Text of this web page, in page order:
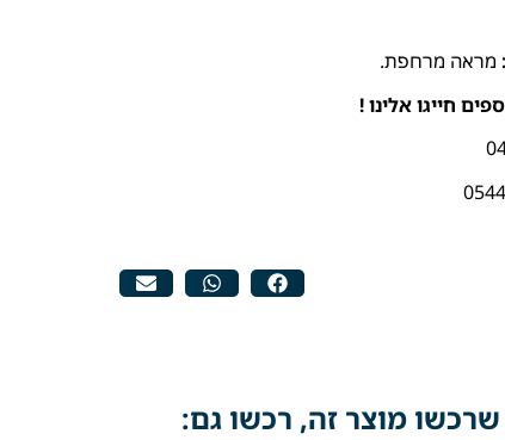
מראה מרחפת.
חייגו אלינו !
מוצר זה, רכשו גם: